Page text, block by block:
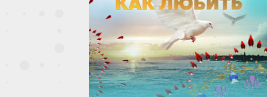
70 серия
71 серия